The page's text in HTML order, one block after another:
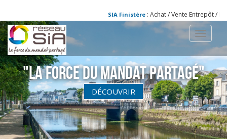
SIA Finistère: Achat / Vente Entrepôt /
Toggle
"La Force du Mandat partagé"
DÉCOUVRIR